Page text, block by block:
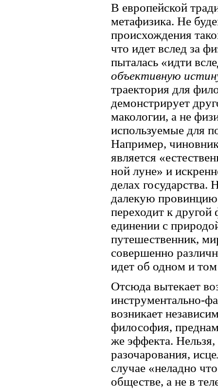
В европейской
метафизика. Не
происхождения
что идет вслед за
пыталась «идти
объективную
траектория для
демонстрирует
макологии, а не
используемые для
Например,
является
ной луне» и
делах государства.
далекую
переходит к
единении с
путешественник,
совершенно
идет об одном и
Отсюда вытекает
инструментально-
возникает
философия,
же эффекта.
разочарования,
случае «неладно
обществе, а не в